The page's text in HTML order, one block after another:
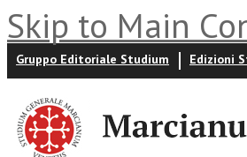
Skip to Main
Gruppo Editoriale Studium Edizioni